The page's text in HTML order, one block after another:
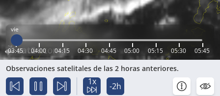
vie
03:45 04:00 04:15 04:30 04:45 05:00 05:15 05:30 05:45
Observaciones satelitales de las 2 horas anteriores.
1x -2h